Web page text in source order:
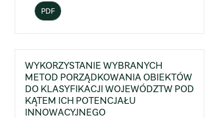
PDF
WYKORZYSTANIE WYBRANYCH
METOD PORZĄDKOWANIA OBIEKTÓW
DO KLASYFIKACJI WOJEWÓDZTW POD
KĄTEM ICH POTENCJAŁU
INNOWACYJNEGO